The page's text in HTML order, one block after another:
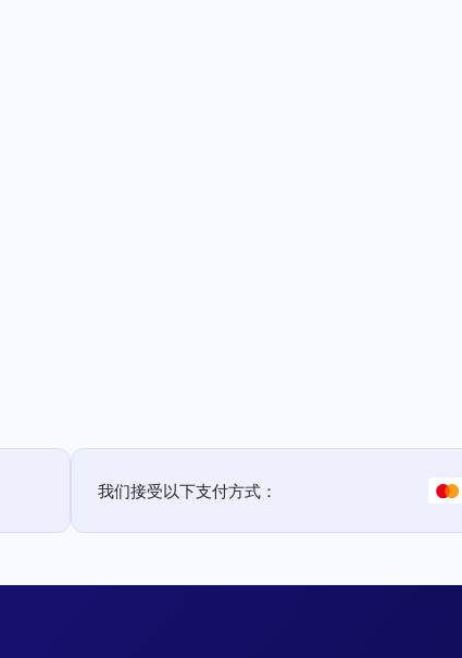
我们接受以下支付方式：